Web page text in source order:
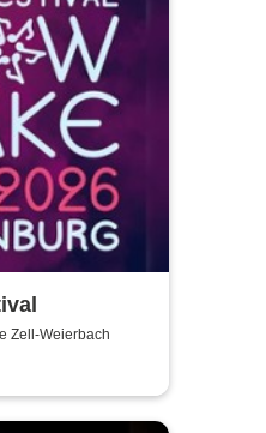
Zell-Weierbach